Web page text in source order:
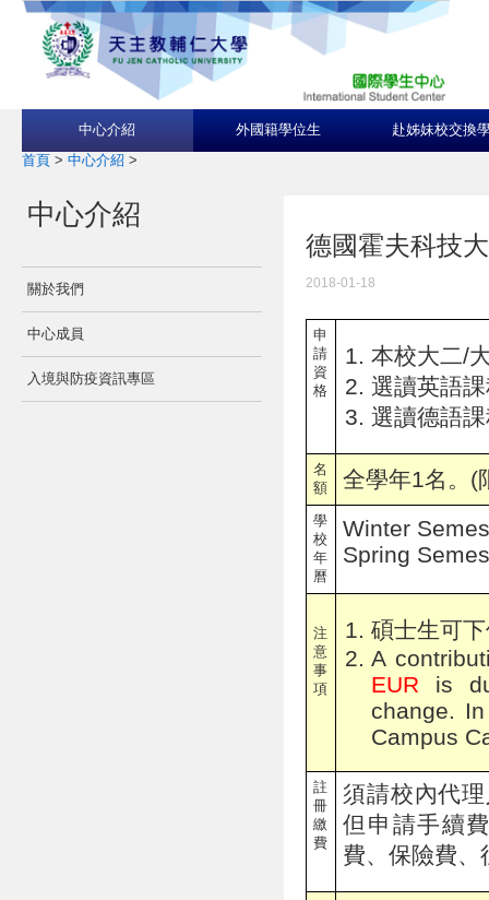
中心介紹 外國籍學位生 赴姊妹校交換
首頁 > 中心介紹 >
中心介紹
關於我們
中心成員
入境與防疫資訊專區
德國霍夫科技
2018-01-18
申
請
資
格
本校大二/
選讀英語
選讀德語
名
額
全學年1名。(
學
校
年
曆
Winter
Spring
注
意
事
項
碩士生可
A
EUR is
change.
Campus
註
冊
繳
費
須請校內代
但申請手續
費、保險費、